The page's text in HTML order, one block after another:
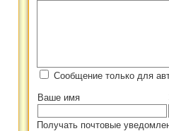
Сообщение только для
Ваше имя
Получать почтовые